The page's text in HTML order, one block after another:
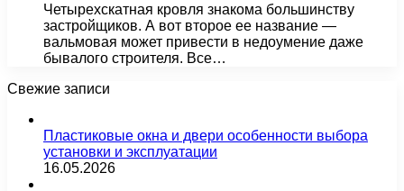
Четырехскатная кровля знакома большинству
застройщиков. А вот второе ее название —
вальмовая может привести в недоумение даже
бывалого строителя. Все…
Свежие записи
Пластиковые окна и двери особенности выбора
установки и эксплуатации
16.05.2026